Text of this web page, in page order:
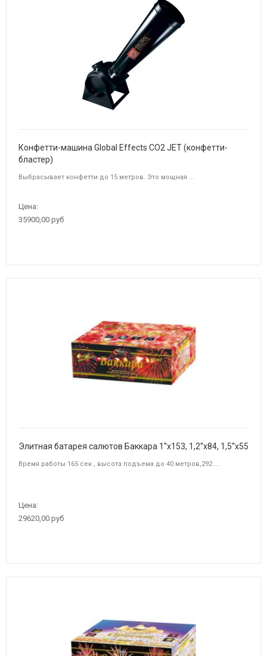
Конфетти-машина Global Effects CO2 JET (конфетти-
бластер)
Выбрасывает конфетти до 15 метров. Это мощная ...
Цена:
35900,00 руб
Элитная батарея салютов Баккара 1''х153, 1,2''х84, 1,5''х55
Время работы 165 сек., высота подъема до 40 метров,292 ...
Цена:
29620,00 руб